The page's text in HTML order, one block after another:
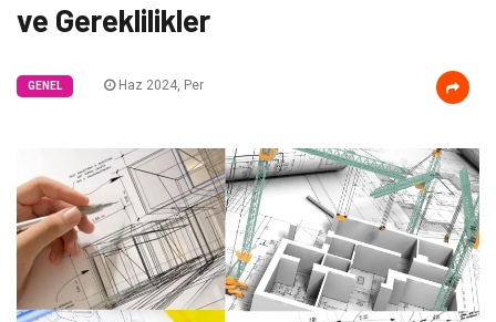
ve Gereklilikler
GENEL Haz 2024, Per